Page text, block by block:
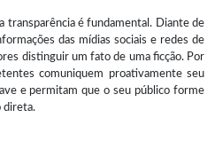
transparência é fundamental. Diante de
das mídias sociais e redes de
distinguir um fato de uma ficção. Por
comuniquem proativamente seu
e permitam que o seu público forme
direta.